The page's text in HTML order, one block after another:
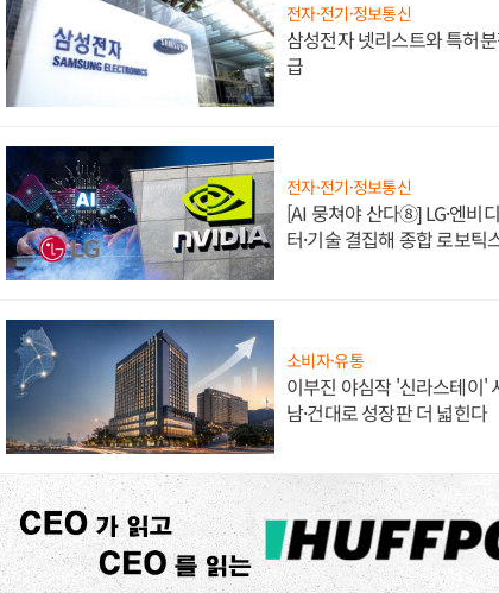
전자·전기·정보통신
삼성전자 넷리스트와 특허
급
전자·전기·정보통신
[AI 뭉쳐야 산다⑧] LG·엔비
터·기술 결집해 종합 로보틱
소비자·유통
이부진 야심작 '신라스테이'
남·건대로 성장판 더 넓힌다